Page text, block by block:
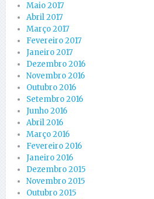
Maio 2017
Abril 2017
Março 2017
Fevereiro 2017
Janeiro 2017
Dezembro 2016
Novembro 2016
Outubro 2016
Setembro 2016
Junho 2016
Abril 2016
Março 2016
Fevereiro 2016
Janeiro 2016
Dezembro 2015
Novembro 2015
Outubro 2015